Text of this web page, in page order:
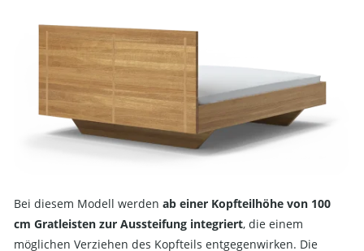
Bei diesem Modell werden ab einer Kopfteilhöhe von 100
cm Gratleisten zur Aussteifung integriert, die einem
möglichen Verziehen des Kopfteils entgegenwirken. Die